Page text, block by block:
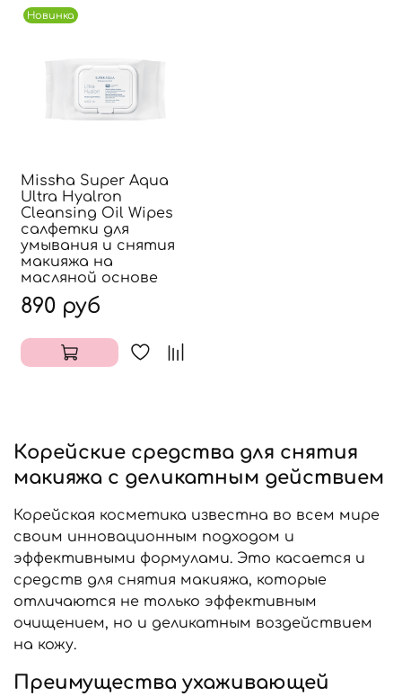
Новинка
Missha Super Aqua
Ultra Hyalron
Cleansing Oil Wipes
салфетки для
умывания и снятия
макияжа на
масляной основе
890 руб
Корейские средства для снятия
макияжа с деликатным действием
Корейская косметика известна во всем мире
своим инновационным подходом и
эффективными формулами. Это касается и
средств для снятия макияжа, которые
отличаются не только эффективным
очищением, но и деликатным воздействием
на кожу.
Преимущества ухаживающей